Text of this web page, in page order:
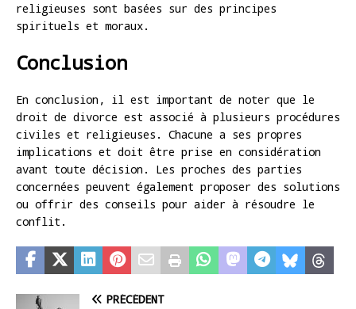
religieuses sont basées sur des principes
spirituels et moraux.
Conclusion
En conclusion, il est important de noter que le
droit de divorce est associé à plusieurs procédures
civiles et religieuses. Chacune a ses propres
implications et doit être prise en considération
avant toute décision. Les proches des parties
concernées peuvent également proposer des solutions
ou offrir des conseils pour aider à résoudre le
conflit.
PRÉCÉDENT